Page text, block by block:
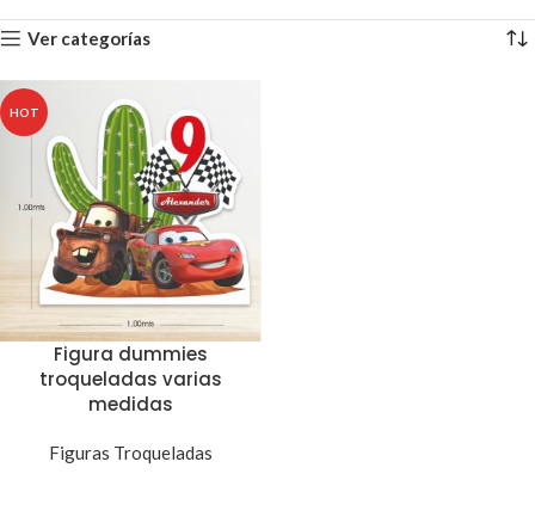
Ver categorías
HOT
Figura dummies
troqueladas varias
medidas
Figuras Troqueladas